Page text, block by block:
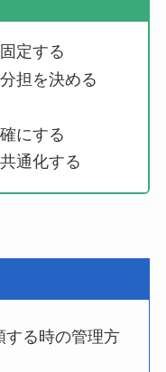
定する
担を決める
にする
通化する
する時の管理方